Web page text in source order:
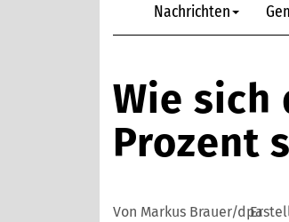
Nachrichten
Wie sich
Prozent
Von Markus Brauer/dpa